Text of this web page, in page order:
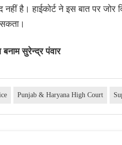
है। हाईकोर्ट ने इस बात पर जोर
सुरेन्द्र पंवार
Punjab & Haryana High Court